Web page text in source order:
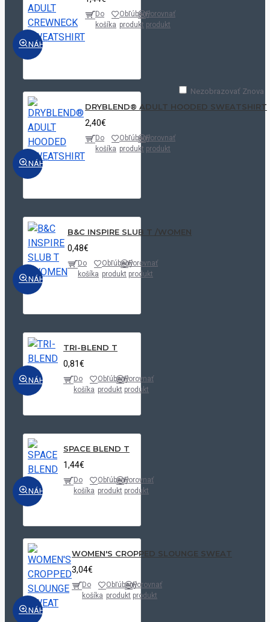
Nezobrazovať Znova
NÁHĽAD
Do
košíka
Obľúbený
produkt
Porovnať
produkt
NÁHĽAD
DRYBLEND® ADULT HOODED SWEATSHIRT
2,40€
Do
košíka
Obľúbený
produkt
Porovnať
produkt
NÁHĽAD
B&C INSPIRE SLUB T /WOMEN
0,48€
Do
košíka
Obľúbený
produkt
Porovnať
produkt
NÁHĽAD
TRI-BLEND T
0,81€
Do
košíka
Obľúbený
produkt
Porovnať
produkt
NÁHĽAD
SPACE BLEND T
1,44€
Do
košíka
Obľúbený
produkt
Porovnať
produkt
NÁHĽAD
WOMEN'S CROPPED SLOUNGE SWEAT
3,04€
Do
košíka
Obľúbený
produkt
Porovnať
produkt